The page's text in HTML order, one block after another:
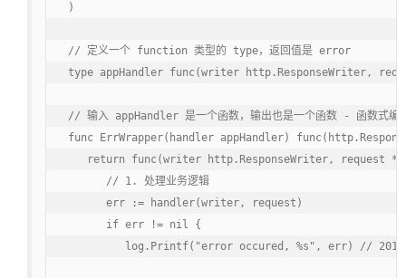
)
// 定义一个 function 类型的 type，返回值是 error
type appHandler func(writer http.ResponseWriter,
// 输入 appHandler 是一个函数，输出也是一个函数 - 函数式编
func ErrWrapper(handler appHandler)
return func(writer http.ResponseWriter, request
      // 1. 处理业务逻辑
      err := handler(writer, request)
      if err != nil {
log.Printf("error occured, %s", err) //